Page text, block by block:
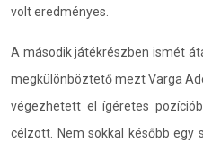
volt eredményes.
A második játékrészben ismét
megkülönböztető mezt Varga
végezhetett el ígéretes
célzott. Nem sokkal később egy